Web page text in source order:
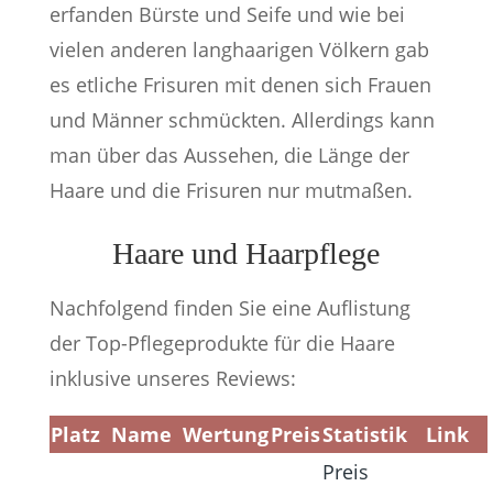
erfanden Bürste und Seife und wie bei
vielen anderen langhaarigen Völkern gab
es etliche Frisuren mit denen sich Frauen
und Männer schmückten. Allerdings kann
man über das Aussehen, die Länge der
Haare und die Frisuren nur mutmaßen.
Haare und Haarpflege
Nachfolgend finden Sie eine Auflistung
der Top-Pflegeprodukte für die Haare
inklusive unseres Reviews:
Platz Name WertungPreisStatistik Link
Preis